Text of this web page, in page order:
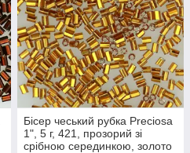
Бісер чеський рубка Preciosa
1", 5 г, 421, прозорий зі
срібною серединкою, золото